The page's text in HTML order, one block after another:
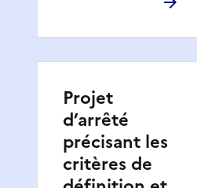
Projet
d’arrêté
précisant les
critères de